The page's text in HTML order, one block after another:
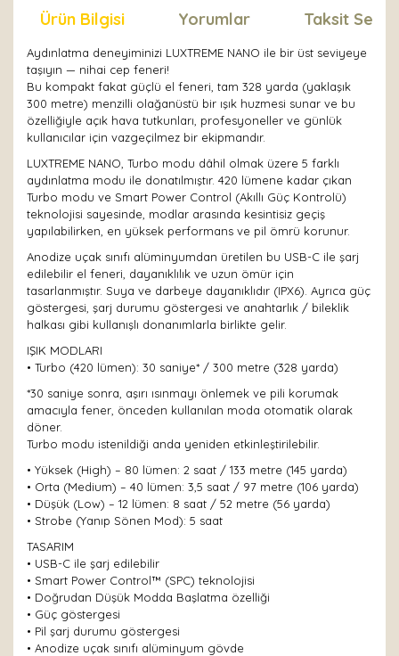
Ürün Bilgisi Yorumlar Taksit
Aydınlatma deneyiminizi LUXTREME NANO ile bir üst seviyeye
taşıyın — nihai cep feneri!
Bu kompakt fakat güçlü el feneri, tam 328 yarda (yaklaşık
300 metre) menzilli olağanüstü bir ışık huzmesi sunar ve bu
özelliğiyle açık hava tutkunları, profesyoneller ve günlük
kullanıcılar için vazgeçilmez bir ekipmandır.
LUXTREME NANO, Turbo modu dâhil olmak üzere 5 farklı
aydınlatma modu ile donatılmıştır. 420 lümene kadar çıkan
Turbo modu ve Smart Power Control (Akıllı Güç Kontrolü)
teknolojisi sayesinde, modlar arasında kesintisiz geçiş
yapılabilirken, en yüksek performans ve pil ömrü korunur.
Anodize uçak sınıfı alüminyumdan üretilen bu USB-C ile şarj
edilebilir el feneri, dayanıklılık ve uzun ömür için
tasarlanmıştır. Suya ve darbeye dayanıklıdır (IPX6). Ayrıca güç
göstergesi, şarj durumu göstergesi ve anahtarlık / bileklik
halkası gibi kullanışlı donanımlarla birlikte gelir.
IŞIK MODLARI
• Turbo (420 lümen): 30 saniye* / 300 metre (328 yarda)
*30 saniye sonra, aşırı ısınmayı önlemek ve pili korumak
amacıyla fener, önceden kullanılan moda otomatik olarak
döner.
Turbo modu istenildiği anda yeniden etkinleştirilebilir.
• Yüksek (High) – 80 lümen: 2 saat / 133 metre (145 yarda)
• Orta (Medium) – 40 lümen: 3,5 saat / 97 metre (106 yarda)
• Düşük (Low) – 12 lümen: 8 saat / 52 metre (56 yarda)
• Strobe (Yanıp Sönen Mod): 5 saat
TASARIM
• USB-C ile şarj edilebilir
• Smart Power Control™ (SPC) teknolojisi
• Doğrudan Düşük Modda Başlatma özelliği
• Güç göstergesi
• Pil şarj durumu göstergesi
• Anodize uçak sınıfı alüminyum gövde